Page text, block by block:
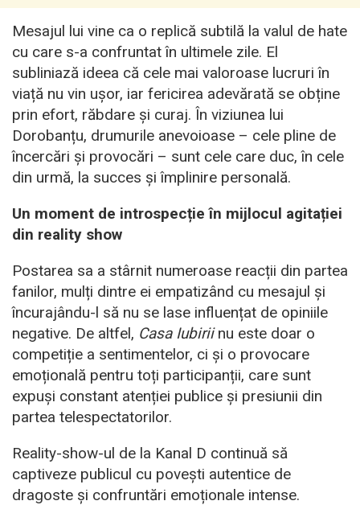
Mesajul lui vine ca o replică subtilă la valul de hate
cu care s-a confruntat în ultimele zile. El
subliniază ideea că cele mai valoroase lucruri în
viață nu vin ușor, iar fericirea adevărată se obține
prin efort, răbdare și curaj. În viziunea lui
Dorobanțu, drumurile anevoioase – cele pline de
încercări și provocări – sunt cele care duc, în cele
din urmă, la succes și împlinire personală.
Un moment de introspecție în mijlocul agitației
din reality show
Postarea sa a stârnit numeroase reacții din partea
fanilor, mulți dintre ei empatizând cu mesajul și
încurajându-l să nu se lase influențat de opiniile
negative. De altfel, Casa Iubiriinu este doar o
competiție a sentimentelor, ci și o provocare
emoțională pentru toți participanții, care sunt
expuși constant atenției publice și presiunii din
partea telespectatorilor.
Reality-show-ul de la Kanal D continuă să
captiveze publicul cu povești autentice de
dragoste și confruntări emoționale intense.